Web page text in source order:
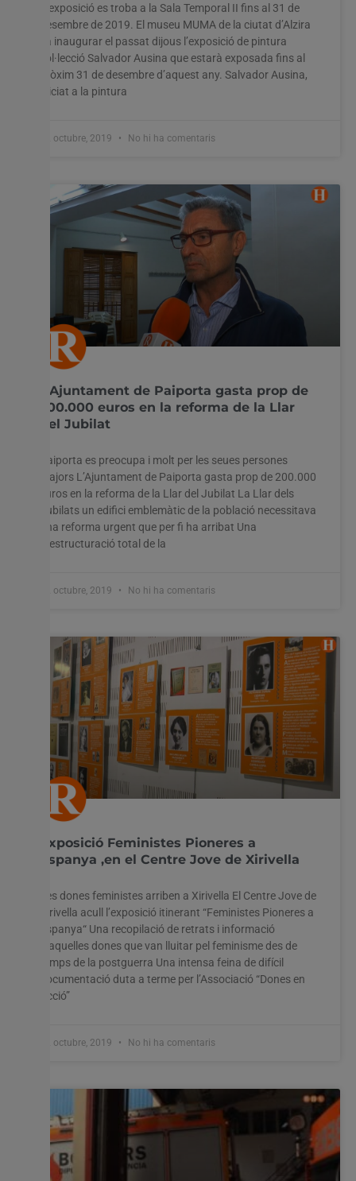
L’exposició es troba a la Sala Temporal II fins al 31 de
desembre de 2019. El museu MUMA de la ciutat d’Alzira
va inaugurar el passat dijous l’exposició de pintura
col·lecció Salvador Ausina que estarà exposada fins al
pròxim 31 de desembre d’aquest any. Salvador Ausina,
iniciat a la pintura
22 octubre, 2019 No hi ha comentaris
L’Ajuntament de Paiporta gasta prop de
200.000 euros en la reforma de la Llar
del Jubilat
Paiporta es preocupa i molt per les seues persones
majors L’Ajuntament de Paiporta gasta prop de 200.000
euros en la reforma de la Llar del Jubilat La Llar dels
Jubilats un edifici emblemàtic de la població necessitava
una reforma urgent que per fi ha arribat Una
reestructuració total de la
22 octubre, 2019 No hi ha comentaris
Exposició Feministes Pioneres a
Espanya ,en el Centre Jove de Xirivella
Les dones feministes arriben a Xirivella El Centre Jove de
Xirivella acull l’exposició itinerant “Feministes Pioneres a
Espanya“ Una recopilació de retrats i informació
d’aquelles dones que van lluitar pel feminisme des de
temps de la postguerra Una intensa feina de difícil
documentació duta a terme per l’Associació “Dones en
Acció”
22 octubre, 2019 No hi ha comentaris